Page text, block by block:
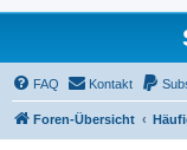
FAQ Kontakt
Foren-Übersicht